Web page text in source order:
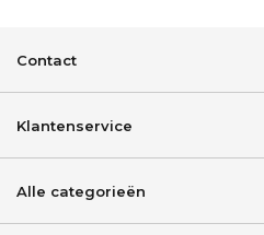
Contact
Klantenservice
Alle categorieën